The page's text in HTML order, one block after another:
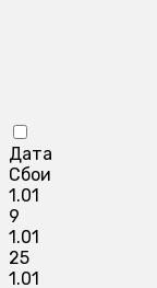
Дата
Сбои
1.01
9
1.01
25
1.01